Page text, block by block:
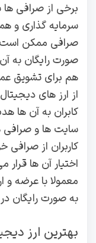
برخی از صرافی ها
سرمایه گذاری و
صرافی ممکن است
صورت رایگان به
هم برای تشویق
از ارز های
کابران به آن ها
سایت ها و صرافی
کاربران از صرافی
اختیار آن ها
معمولا با عرضه و
به صورت رایگان
بهترین ارز